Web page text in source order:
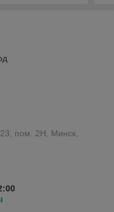
пом. 2Н, Минск,